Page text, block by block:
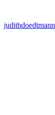
judithdoedtmann